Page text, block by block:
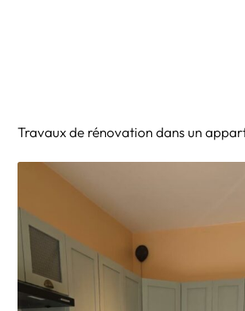
Travaux de rénovation dans un